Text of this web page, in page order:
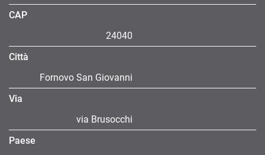
CAP
24040
Città
Fornovo San Giovanni
Via
via Brusocchi
Paese